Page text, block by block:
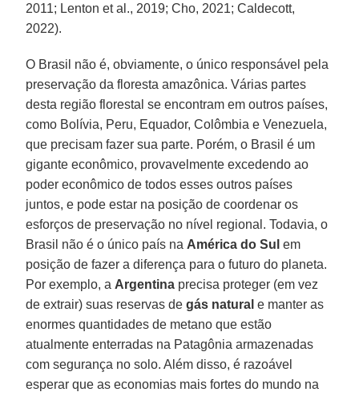
2011; Lenton et al., 2019; Cho, 2021; Caldecott,
2022).
O Brasil não é, obviamente, o único responsável pela
preservação da floresta amazônica. Várias partes
desta região florestal se encontram em outros países,
como Bolívia, Peru, Equador, Colômbia e Venezuela,
que precisam fazer sua parte. Porém, o Brasil é um
gigante econômico, provavelmente excedendo ao
poder econômico de todos esses outros países
juntos, e pode estar na posição de coordenar os
esforços de preservação no nível regional. Todavia, o
Brasil não é o único país na América do Sul em
posição de fazer a diferença para o futuro do planeta.
Por exemplo, a Argentina precisa proteger (em vez
de extrair) suas reservas degás natural e manter as
enormes quantidades de metano que estão
atualmente enterradas na Patagônia armazenadas
com segurança no solo. Além disso, é razoável
esperar que as economias mais fortes do mundo na